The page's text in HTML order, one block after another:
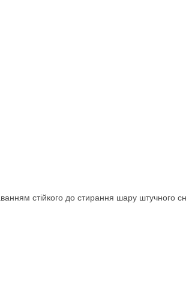
стійкого до стирання шару штучного